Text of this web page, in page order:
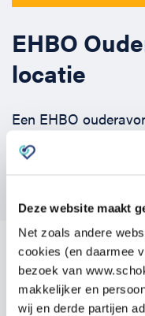
Deze website maakt
Net zoals andere
cookies (en daarmee
bezoek van
makkelijker en
wij en derde partijen
Horeca
Onderwijs
BHV voor retail
BHV voor de Horeca
BHV voor Primair
EHBO voor
EHBO voor de
EHBO voor
Reanimatie en
Over Ons
Nieuws
Levensreddend
Contact
Klantenservice
Zakelijk
Direct boeken
Inloggen
EHBO
locatie
Een EHBO
meer over
Vragen over